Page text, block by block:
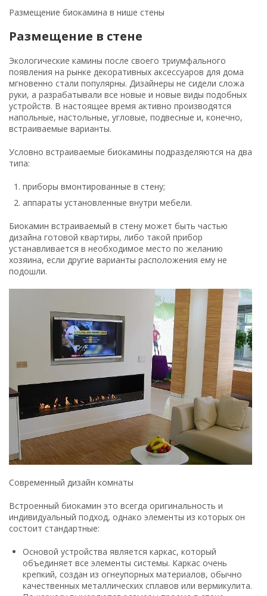
Размещение биокамина в нише стены
Размещение в стене
Экологические камины после своего триумфального
появления на рынке декоративных аксессуаров для дома
мгновенно стали популярны. Дизайнеры не сидели сложа
руки, а разрабатывали все новые и новые виды подобных
устройств. В настоящее время активно производятся
напольные, настольные, угловые, подвесные и, конечно,
встраиваемые варианты.
Условно встраиваемые биокамины подразделяются на два
типа:
приборы вмонтированные в стену;
аппараты установленные внутри мебели.
Биокамин встраиваемый в стену может быть частью
дизайна готовой квартиры, либо такой прибор
устанавливается в необходимое место по желанию
хозяина, если другие варианты расположения ему не
подошли.
Современный дизайн комнаты
Встроенный биокамин это всегда оригинальность и
индивидуальный подход, однако элементы из которых он
состоит стандартные:
Основой устройства является каркас, который
объединяет все элементы системы. Каркас очень
крепкий, создан из огнеупорных материалов, обычно
качественных металлических сплавов или вермикулита.